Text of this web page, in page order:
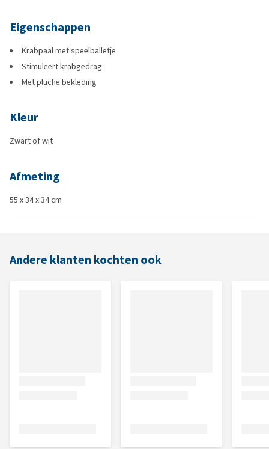
Eigenschappen
Krabpaal met speelballetje
Stimuleert krabgedrag
Met pluche bekleding
Kleur
Zwart of wit
Afmeting
55 x 34 x 34 cm
Andere klanten kochten ook